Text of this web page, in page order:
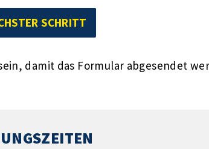
damit das Formular abgesendet